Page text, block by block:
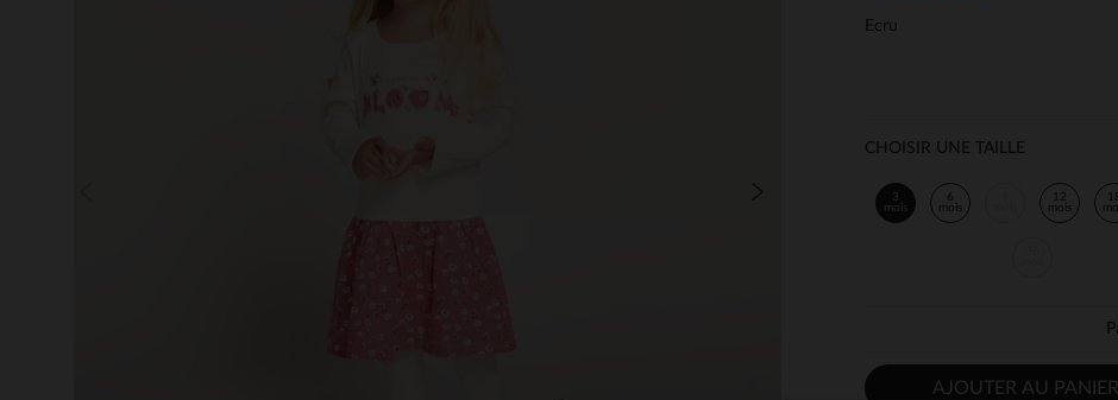
Ecru
CHOISIR UNE TAILLE
3
mois
6
mois
12
mois
18
AJOUTER AU PANIER